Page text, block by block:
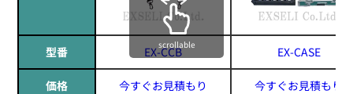
型番 EX-CCB EX-CASE
価格 今すぐお見積もり 今すぐお見積もり
scrollable